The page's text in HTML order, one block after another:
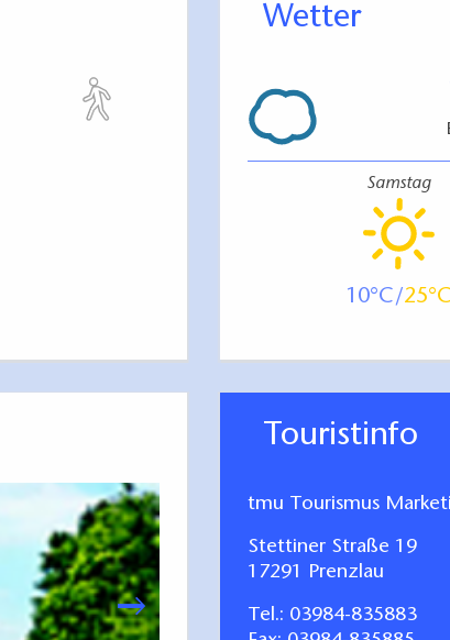
Wetter
Samstag
10 25
Touristinfo
tmu Tourismus
Stettiner Straße 19
17291 Prenzlau
Tel.: 03984-835883